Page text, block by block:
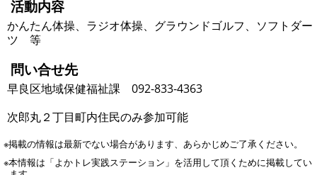
活動内容
かんたん体操、ラジオ体操、グラウンドゴルフ、ソフトダー
ツ 等
問い合せ先
早良区地域保健福祉課 092-833-4363
次郎丸２丁目町内住民のみ参加可能
※掲載の情報は最新でない場合があります、あらかじめご了承ください。
※本情報は「よかトレ実践ステーション」を活用して頂くために掲載してい